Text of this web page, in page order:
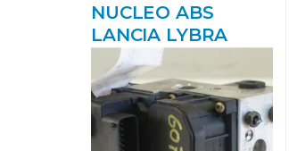
NUCLEO ABS
LANCIA LYBRA
BERLINA (1999->)
1.9 JTD (839AXD1A)
AR 32302 AR32302
0265216533
265216533 VERDE